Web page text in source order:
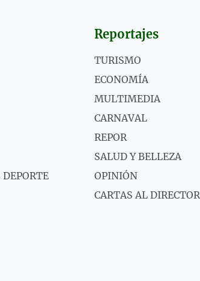
DEPORTE
Reportajes
TURISMO
ECONOMÍA
MULTIMEDIA
CARNAVAL
REPOR
SALUD Y BELLEZA
OPINIÓN
CARTAS AL DIRECTOR